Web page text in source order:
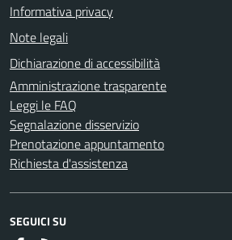
Informativa privacy
Note legali
Dichiarazione di accessibilità
Amministrazione trasparente
Leggi le FAQ
Segnalazione disservizio
Prenotazione appuntamento
Richiesta d'assistenza
SEGUICI SU